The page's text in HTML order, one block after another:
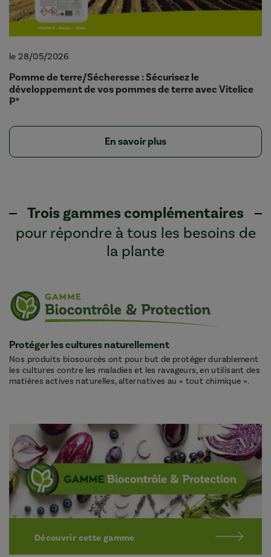
le 28/05/2026
Pomme de terre/Sécheresse : Sécurisez le
développement de vos pommes de terre avec Vitelice
P*
En savoir plus
Trois gammes complémentaires
pour répondre à tous les besoins de
la plante
Protéger les cultures naturellement
Nos produits biosourcés ont pour but de protéger durablement
les cultures contre les maladies et les ravageurs, en utilisant des
matières actives naturelles, alternatives au « tout chimique ».
Découvrir cette gamme